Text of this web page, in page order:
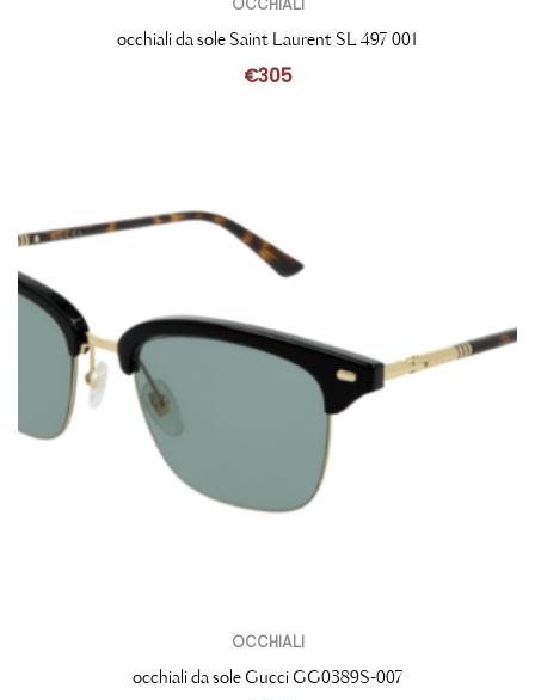
OCCHIALI
occhiali da sole Saint Laurent SL 497 001
€305
OCCHIALI
occhiali da sole Gucci GG0389S-007